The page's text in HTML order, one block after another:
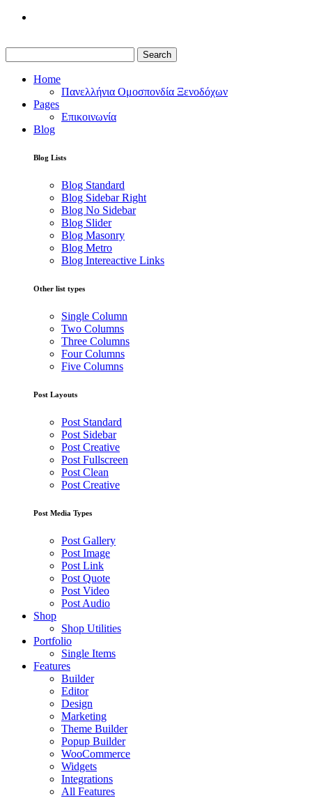
Search
Home
Πανελλήνια Ομοσπονδία Ξενοδόχων
Pages
Επικοινωνία
Blog
Blog Lists
Blog Standard
Blog Sidebar Right
Blog No Sidebar
Blog Slider
Blog Masonry
Blog Metro
Blog Intereactive Links
Other list types
Single Column
Two Columns
Three Columns
Four Columns
Five Columns
Post Layouts
Post Standard
Post Sidebar
Post Creative
Post Fullscreen
Post Clean
Post Creative
Post Media Types
Post Gallery
Post Image
Post Link
Post Quote
Post Video
Post Audio
Shop
Shop Utilities
Portfolio
Single Items
Features
Builder
Editor
Design
Marketing
Theme Builder
Popup Builder
WooCommerce
Widgets
Integrations
All Features